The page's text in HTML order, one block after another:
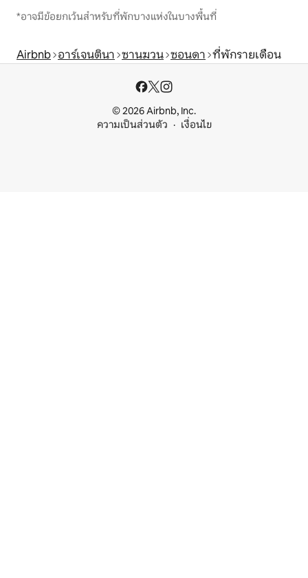
*อาจมีข้อยกเว้นสำหรับที่พักบางแห่งในบางพื้นที่
Airbnb อาร์เจนตินา ซานฆวน ซอนดา ที่พักรายเดือน
© 2026 Airbnb, Inc.
ความเป็นส่วนตัว
เงื่อนไข